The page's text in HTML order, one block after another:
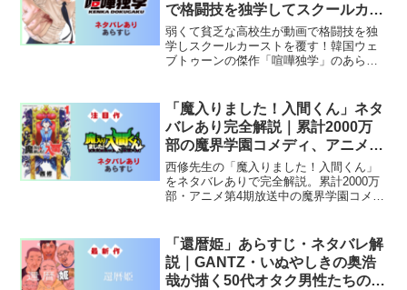
で格闘技を独学してスクールカー
ストを覆す韓国ウェブトゥーンの
傑作
弱くて貧乏な高校生が動画で格闘技を独
学しスクールカーストを覆す！韓国ウェ
ブトゥーンの傑作「喧嘩独学」のあらす
「魔入りました！入間くん」ネタ
バレあり完全解説｜累計2000万
部の魔界学園コメディ、アニメ4
期も放送中
西修先生の「魔入りました！入間くん」
をネタバレありで完全解説。累計2000万
部・アニメ第4期放送中の魔界学園コメデ
「還暦姫」あらすじ・ネタバレ解
説｜GANTZ・いぬやしきの奥浩
哉が描く50代オタク男性たちの物